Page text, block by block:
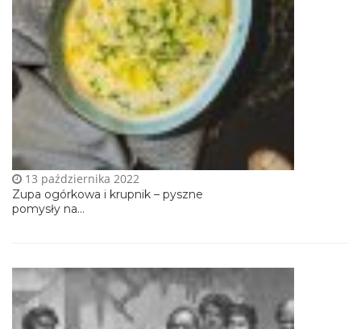
Zupa ogórkowa i krupnik – pyszne
pomysły na...
13 października 2022